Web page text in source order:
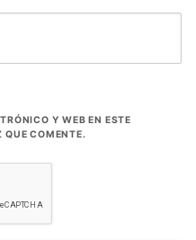
Y WEB EN ESTE
QUE COMENTE.